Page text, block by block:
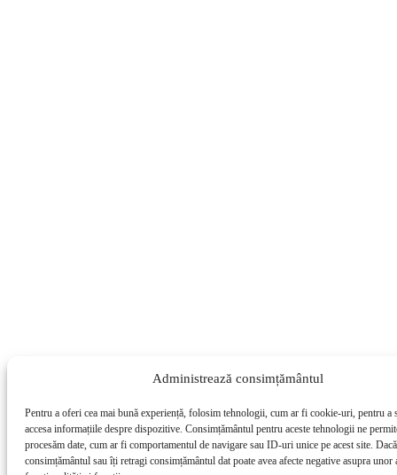
Administrează consimțământul
Pentru a oferi cea mai bună experiență, folosim tehnologii, cum ar fi cookie-uri, pentru a
accesa informațiile despre dispozitive. Consimțământul pentru aceste tehnologii ne
procesăm date, cum ar fi comportamentul de navigare sau ID-uri unice pe acest site.
consimțământul sau îți retragi consimțământul dat poate avea afecte negative asupra unor